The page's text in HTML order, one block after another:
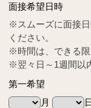
Tel
0570-55-
面接希望日時
※スムーズに面接
ください。
※時間は、できる限
※翌々日～1週間以
第一希望
月